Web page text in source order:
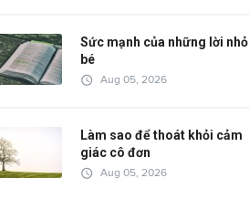
Sức mạnh của những lời nhỏ
bé
access_time Aug 05, 2026
Làm sao để thoát khỏi cảm
giác cô đơn
access_time Aug 05, 2026